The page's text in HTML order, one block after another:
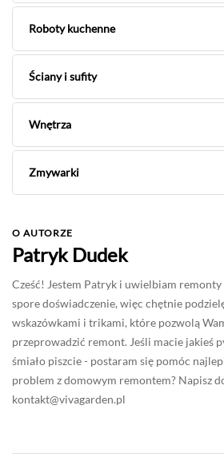
Roboty kuchenne
Ściany i sufity
Wnętrza
Zmywarki
O AUTORZE
Patryk Dudek
Cześć! Jestem Patryk i uwielbiam
spore doświadczenie, więc chętnie
wskazówkami i trikami, które pozwolą
przeprowadzić remont. Jeśli macie jakieś
śmiało piszcie - postaram się pomóc
problem z domowym remontem? Napisz
kontakt@vivagarden.pl